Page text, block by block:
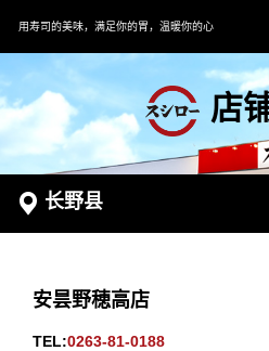
用寿司的美味，满足你的胃，温暖你的心
店
长野县
安昙野穂高店
TEL:0263-81-0188